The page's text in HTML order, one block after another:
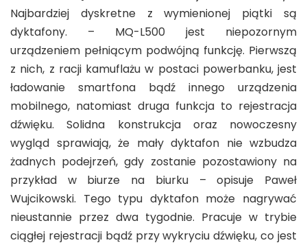
Najbardziej dyskretne z wymienionej piątki są
dyktafony. – MQ-L500 jest niepozornym
urządzeniem pełniącym podwójną funkcję. Pierwszą
z nich, z racji kamuflażu w postaci powerbanku, jest
ładowanie smartfona bądź innego urządzenia
mobilnego, natomiast druga funkcja to rejestracja
dźwięku. Solidna konstrukcja oraz nowoczesny
wygląd sprawiają, że mały dyktafon nie wzbudza
żadnych podejrzeń, gdy zostanie pozostawiony na
przykład w biurze na biurku – opisuje Paweł
Wujcikowski. Tego typu dyktafon może nagrywać
nieustannie przez dwa tygodnie. Pracuje w trybie
ciągłej rejestracji bądź przy wykryciu dźwięku, co jest